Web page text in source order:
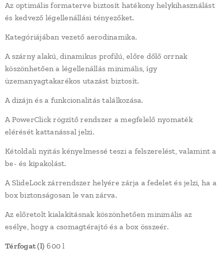
Az optimális formaterve biztosít hatékony helykihasználást
és kedvező légellenállási tényezőket.
Kategóriájában vezető aerodinamika.
A szárny alakú, dinamikus profilú, előre dőlő orrnak
köszönhetően a légellenállás minimális, így
üzemanyagtakarékos utazást biztosít.
A dizájn és a funkcionalitás találkozása.
A PowerClick rögzítő rendszer a megfelelő nyomaték
elérését kattanással jelzi.
Kétoldali nyitás kényelmessé teszi a felszerelést, valamint a
be- és kipakolást.
A SlideLock zárrendszer helyére zárja a fedelet és jelzi, ha a
box biztonságosan le van zárva.
Az előretolt kialakításnak köszönhetően minimális az
esélye, hogy a csomagtérajtó és a box összeér.
Térfogat (l) 600 l